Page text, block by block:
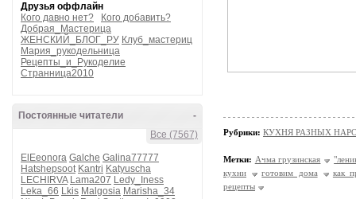
Друзья оффлайн
Кого давно нет?
Кого добавить?
Добрая_Мастерица
ЖЕНСКИЙ_БЛОГ_РУ Клуб_мастериц
Мария_рукодельница
Рецепты_и_Рукоделие
Странница2010
-
Постоянные читатели
Все (7567)
ElEeonora Galche Galina77777
Hatshepsoot Kantri Katyuscha
LECHIRVA Lama207 Ledy_Iness
Leka_66 Lkis Malgosia Marisha_34
Рубрики: КУХНЯ РАЗНЫХ
Метки: Ачма грузинская
кухни
готовим дома
как
рецепты